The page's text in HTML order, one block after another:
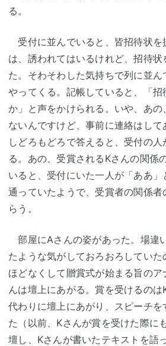
る。
受付に並んでいると、皆招待状を
は、誘われてはいるけれど、招待状
た。そわそわした気持ちで列に並
やってくる。記帳していると、「招
か」と声をかけられる。いや、あの
ないんですけど、事前に連絡はして
しどろもどろで答えると、受付の
る。あの、受賞されるKさんの関係
いると、受付にいた一人が「ああ
通っていたようで、受賞者の関係者
らう。
部屋にAさんの姿があった。場違
たような気がしておろおろしていた
ほどなくして贈賞式が始まる旨のア
んは壇上にあがる。賞を受けるの
代わりに壇上にあがり、スピーチを
た（以前、Kさんが賞を受けた際に
壇し、Kさんが書いたテキストを語